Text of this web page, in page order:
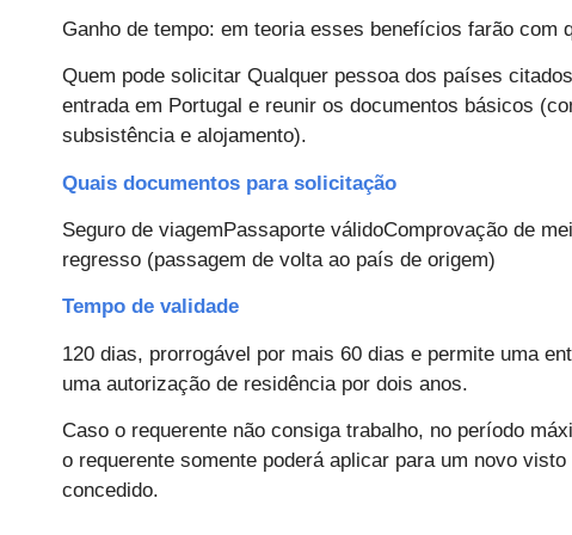
Ganho de tempo: em teoria esses benefícios farão
Quem pode solicitar Qualquer pessoa dos países
entrada em Portugal e reunir os documentos básicos
subsistência e alojamento).
Quais documentos para solicitação
Seguro de viagemPassaporte válidoComprovação de
regresso (passagem de volta ao país de origem)
Tempo de validade
120 dias, prorrogável por mais 60 dias e permite uma
uma autorização de residência por dois anos.
Caso o requerente não consiga trabalho, no período
o requerente somente poderá aplicar para um novo
concedido.